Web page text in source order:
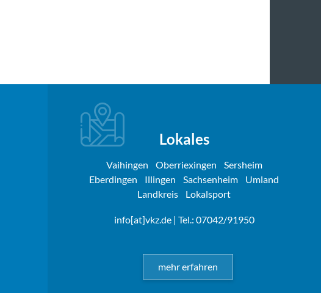
Lokales
Vaihingen Oberriexingen
Sersheim
Eberdingen
Illingen Sachsenheim
Umland
Landkreis
Lokalsport
info[at]vkz.de| Tel.: 07042/91950
mehr erfahren